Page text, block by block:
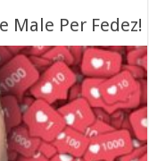
Male Per Fedez!